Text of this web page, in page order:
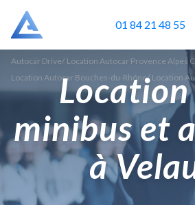
01 84 21 48 55
Autocar Drive/ Location Autocar Provence Alpes
Location Autocar Bouches-du-Rhône/ Location
Location
minibus et
à